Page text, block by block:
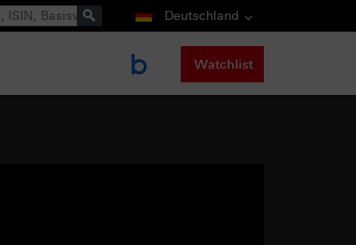
Deutschland
Watchlist